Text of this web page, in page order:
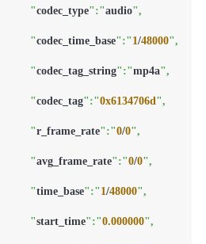
						"
codec_type":"audio",
						"
codec_time_base":"1/48000",
						"
codec_tag_string":"mp4a",
						"
codec_tag":"0x6134706d",
						"
r_frame_rate":"0/0",
						"
avg_frame_rate":"0/0",
						"
time_base":"1/48000",
						"
start_time":"0.000000",